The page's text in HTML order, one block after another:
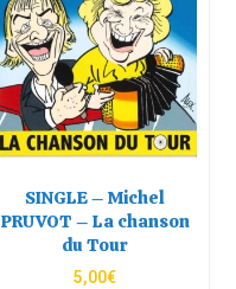
SINGLE – Michel
PRUVOT – La chanson
du Tour
5,00€